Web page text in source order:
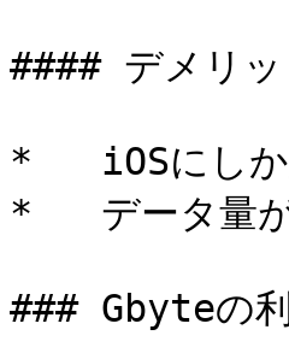
#### デメリッ
*   iOSにし
*   データ量が
### Gbyteの